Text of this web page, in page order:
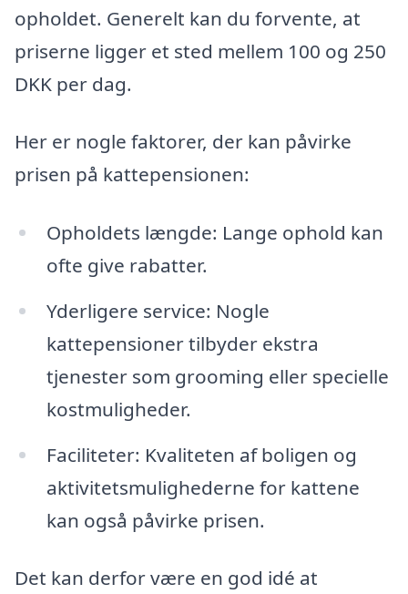
opholdet. Generelt kan du forvente, at
priserne ligger et sted mellem 100 og 250
DKK per dag.
Her er nogle faktorer, der kan påvirke
prisen på kattepensionen:
Opholdets længde: Lange ophold kan
ofte give rabatter.
Yderligere service: Nogle
kattepensioner tilbyder ekstra
tjenester som grooming eller specielle
kostmuligheder.
Faciliteter: Kvaliteten af boligen og
aktivitetsmulighederne for kattene
kan også påvirke prisen.
Det kan derfor være en god idé at